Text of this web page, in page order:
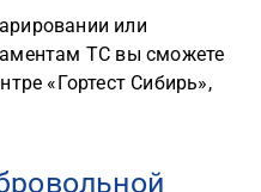
или
ТС вы сможете
«Гортест Сибирь»,